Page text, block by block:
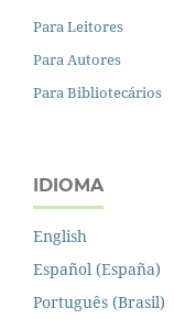
Para Leitores
Para Autores
Para Bibliotecários
IDIOMA
English
Español (España)
Português (Brasil)